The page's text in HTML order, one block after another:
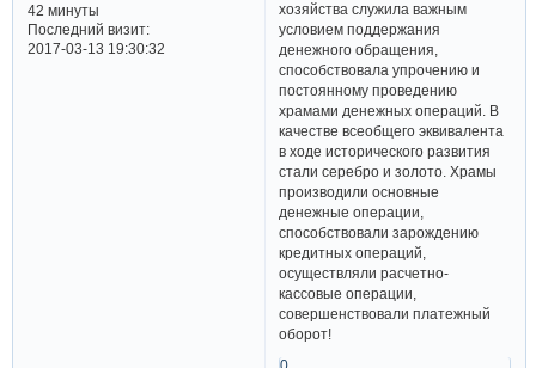
42 минуты
Последний визит:
2017-03-13 19:30:32
хозяйства служила важным
условием поддержания
денежного обращения,
способствовала упрочению и
постоянному проведению
храмами денежных операций. В
качестве всеобщего эквивалента
в ходе исторического развития
стали серебро и золото. Храмы
производили основные
денежные операции,
способствовали зарождению
кредитных операций,
осуществляли расчетно-
кассовые операции,
совершенствовали платежный
оборот!
0